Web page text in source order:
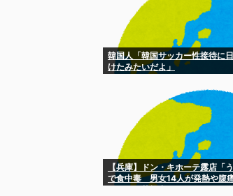
韓国人「韓国サッカー性接待に
けたみたいだよ」
【兵庫】ドン・キホーテ露店「
で食中毒 男女14人が発熱や腹